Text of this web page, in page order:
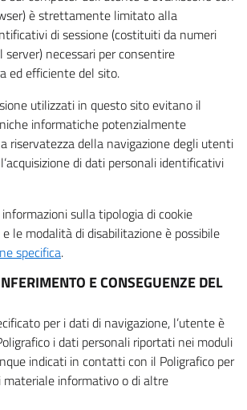
è strettamente limitato alla
di sessione (costituiti da numeri
server) necessari per consentire
ed efficiente del sito.
utilizzati in questo sito evitano il
informatiche potenzialmente
riservatezza della navigazione degli utenti
di dati personali identificativi
sulla tipologia di cookie
le modalità di disabilitazione è possibile
specifica.
E CONSEGUENZE DEL
per i dati di navigazione, l’utente è
i dati personali riportati nei moduli
indicati in contatti con il Poligrafico per
materiale informativo o di altre